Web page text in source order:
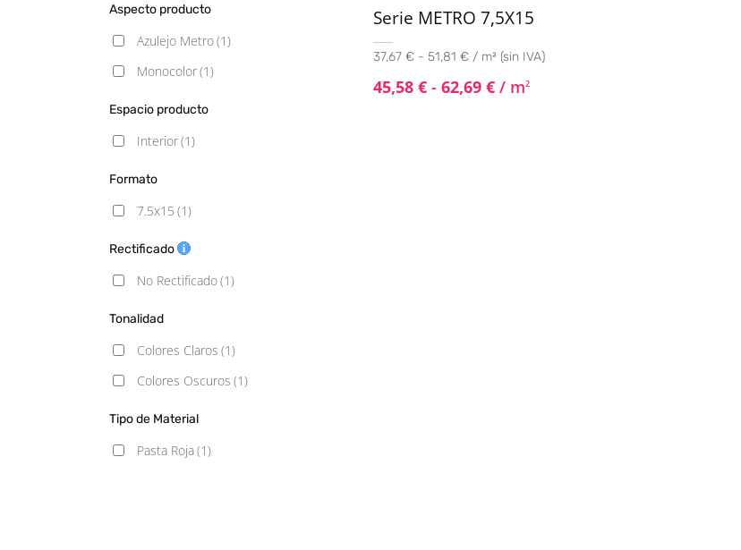
Aspecto producto
Azulejo Metro(1)
Monocolor(1)
Espacio producto
Interior(1)
Formato
7.5x15 (1)
Rectificado
No Rectificado(1)
Tonalidad
Colores Claros (1)
Colores Oscuros (1)
Tipo de Material
Pasta Roja(1)
Serie METRO 7,5X15
37,67 € - 51,81 € / m² (sin IVA)
45,58 € - 62,69 € / m2